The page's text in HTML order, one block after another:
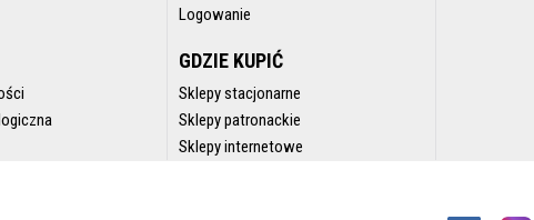
Logowanie
GDZIE KUPIĆ
Sklepy stacjonarne
Sklepy patronackie
Sklepy internetowe